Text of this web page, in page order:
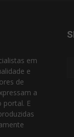
em
e
de
a
portal. E